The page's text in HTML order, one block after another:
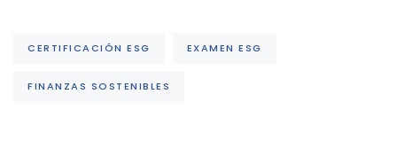
CERTIFICACIÓN ESG EXAMEN ESG
FINANZAS SOSTENIBLES